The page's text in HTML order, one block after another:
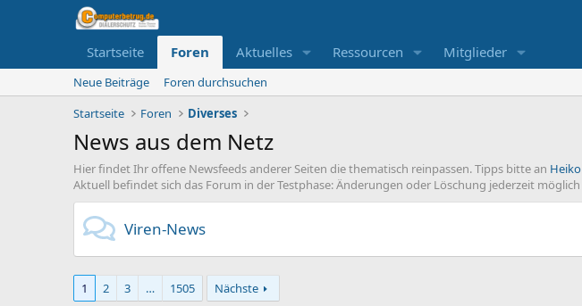
Startseite Foren Aktuelles Ressourcen Mitglieder
Neue Beiträge
Foren durchsuchen
Startseite
Foren Diverses
News aus dem Netz
Hier findet Ihr offene Newsfeeds anderer Seiten die thematisch reinpassen. Tipps bitte an Heiko
Aktuell befindet sich das Forum in der Testphase: Änderungen oder Löschung jederzeit möglich
Viren-News
1 2 3 … 1505 Nächste